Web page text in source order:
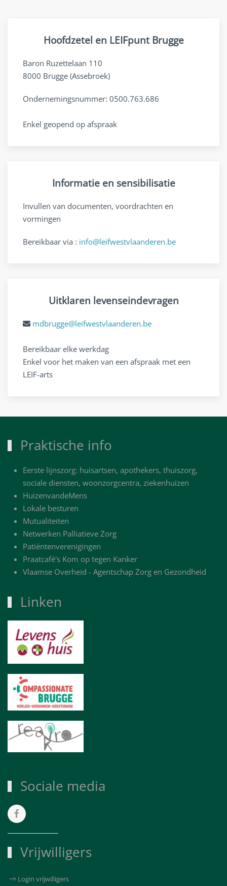
Hoofdzetel en LEIFpunt Brugge
Baron Ruzettelaan 110
8000 Brugge (Assebroek)
Ondernemingsnummer: 0500.763.686
Enkel geopend op afspraak
Informatie en sensibilisatie
Invullen van documenten, voordrachten en
vormingen
Bereikbaar via : info@leifwestvlaanderen.be
Uitklaren levenseindevragen
mdbrugge@leifwestvlaanderen.be
Bereikbaar elke werkdag
Enkel voor het maken van een afspraak met een
LEIF-arts
Praktische info
Eerste lijnszorg: huisartsen, apothekers, thuiszorg,
sociale diensten, woonzorgcentra, ziekenhuizen
HuizenvandeMens
Lokale besturen
Mutualiteiten
Netwerken Palliatieve Zorg
Patiëntenverenigingen
Praatcafé's Kom op tegen Kanker
Vlaamse Overheid - Agentschap Zorg en Gezondheid
Linken
Sociale media
Vrijwilligers
Login vrijwilligers